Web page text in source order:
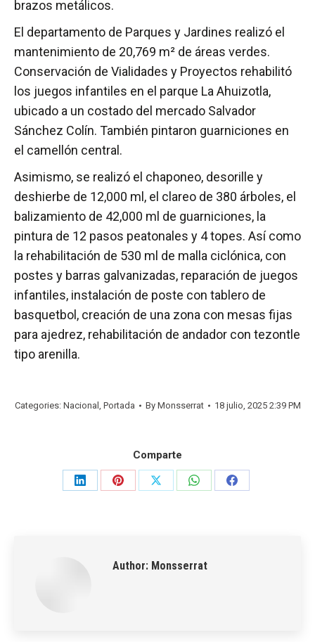
brazos metálicos.
El departamento de Parques y Jardines realizó el
mantenimiento de 20,769 m² de áreas verdes.
Conservación de Vialidades y Proyectos rehabilitó
los juegos infantiles en el parque La Ahuizotla,
ubicado a un costado del mercado Salvador
Sánchez Colín. También pintaron guarniciones en
el camellón central.
Asimismo, se realizó el chaponeo, desorille y
deshierbe de 12,000 ml, el clareo de 380 árboles, el
balizamiento de 42,000 ml de guarniciones, la
pintura de 12 pasos peatonales y 4 topes. Así como
la rehabilitación de 530 ml de malla ciclónica, con
postes y barras galvanizadas, reparación de juegos
infantiles, instalación de poste con tablero de
basquetbol, creación de una zona con mesas fijas
para ajedrez, rehabilitación de andador con tezontle
tipo arenilla.
Categories: Nacional , Portada By Monsserrat 18 julio, 2025 2:39 PM
Comparte
Share
Share
Share
Share
Share
Author: Monsserrat